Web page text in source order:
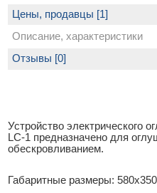
Цены, продавцы [1]
Описание, характеристики
Устройство электрического
LC-1 предназначено для
обескровливанием.
Габаритные размеры:
Отзывы [0]